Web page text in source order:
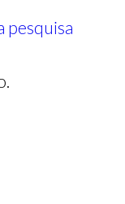
pesquisa